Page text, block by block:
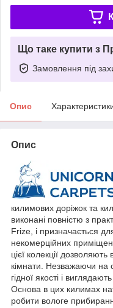
Що таке купити з
Замовлення під
Опис
Опис
килимових доріжок та
виконані повністю з
Frize, і призначається
некомерційних
цієї колекції
кімнати. Незважаючи на
гідної якості і
Основа в цих килимах
робити вологе